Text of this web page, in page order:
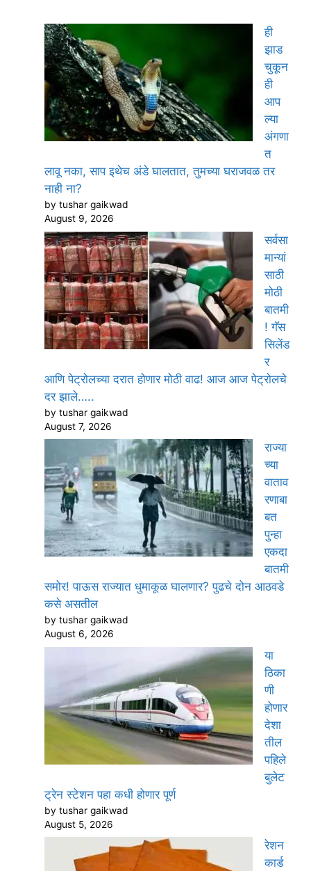
ही
झाड
चुकून
ही
आप
ल्या
अंगणा
त
लावू नका, साप इथेच अंडे घालतात, तुमच्या घराजवळ तर
नाही ना?
by tushar gaikwad
August 9, 2026
सर्वसा
मान्यां
साठी
मोठी
बातमी
! गॅस
सिलेंड
र
आणि पेट्रोलच्या दरात होणार मोठी वाढ! आज आज पेट्रोलचे
दर झाले…..
by tushar gaikwad
August 7, 2026
राज्या
च्या
वाताव
रणाबा
बत
पुन्हा
एकदा
बातमी
समोर! पाऊस राज्यात धुमाकूळ घालणार? पुढचे दोन आठवडे
कसे असतील
by tushar gaikwad
August 6, 2026
या
ठिका
णी
होणार
देशा
तील
पहिले
बुलेट
ट्रेन स्टेशन पहा कधी होणार पूर्ण
by tushar gaikwad
August 5, 2026
रेशन
कार्ड